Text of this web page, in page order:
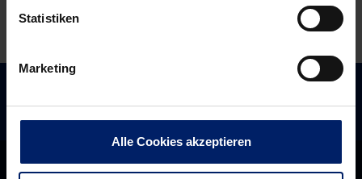
Statistiken
Marketing
Alle Cookies akzeptieren